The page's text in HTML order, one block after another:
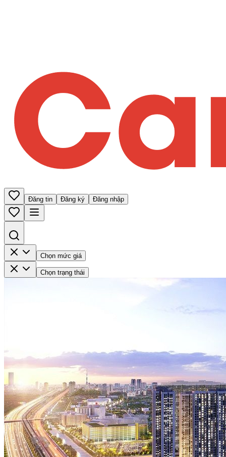
Đăng tin Đăng ký Đăng nhập
Chọn mức giá
Chọn trạng thái